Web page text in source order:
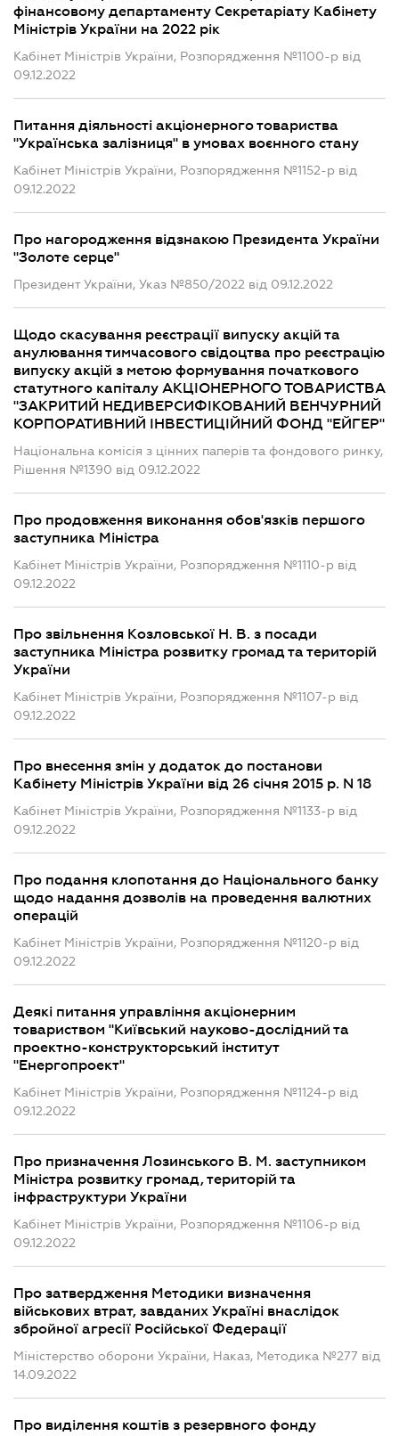
фінансовому департаменту Секретаріату Кабінету
Міністрів України на 2022 рік
Кабінет Міністрів України, Розпорядження №1100-р від
09.12.2022
Питання діяльності акціонерного товариства
"Українська залізниця" в умовах воєнного стану
Кабінет Міністрів України, Розпорядження №1152-р від
09.12.2022
Про нагородження відзнакою Президента України
"Золоте серце"
Президент України, Указ №850/2022 від 09.12.2022
Щодо скасування реєстрації випуску акцій та
анулювання тимчасового свідоцтва про реєстрацію
випуску акцій з метою формування початкового
статутного капіталу АКЦІОНЕРНОГО ТОВАРИСТВА
"ЗАКРИТИЙ НЕДИВЕРСИФІКОВАНИЙ ВЕНЧУРНИЙ
КОРПОРАТИВНИЙ ІНВЕСТИЦІЙНИЙ ФОНД "ЕЙГЕР"
Національна комісія з цінних паперів та фондового ринку,
Рішення №1390 від 09.12.2022
Про продовження виконання обов'язків першого
заступника Міністра
Кабінет Міністрів України, Розпорядження №1110-р від
09.12.2022
Про звільнення Козловської Н. В. з посади
заступника Міністра розвитку громад та територій
України
Кабінет Міністрів України, Розпорядження №1107-р від
09.12.2022
Про внесення змін у додаток до постанови
Кабінету Міністрів України від 26 січня 2015 р. N 18
Кабінет Міністрів України, Розпорядження №1133-р від
09.12.2022
Про подання клопотання до Національного банку
щодо надання дозволів на проведення валютних
операцій
Кабінет Міністрів України, Розпорядження №1120-р від
09.12.2022
Деякі питання управління акціонерним
товариством "Київський науково-дослідний та
проектно-конструкторський інститут
"Енергопроект"
Кабінет Міністрів України, Розпорядження №1124-р від
09.12.2022
Про призначення Лозинського В. М. заступником
Міністра розвитку громад, територій та
інфраструктури України
Кабінет Міністрів України, Розпорядження №1106-р від
09.12.2022
Про затвердження Методики визначення
військових втрат, завданих Україні внаслідок
збройної агресії Російської Федерації
Міністерство оборони України, Наказ, Методика №277 від
14.09.2022
Про виділення коштів з резервного фонду